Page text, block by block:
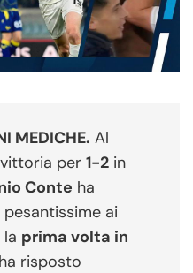
MEDICHE. Al
per 1-2 in
Conte ha
ai
prima volta in
risposto